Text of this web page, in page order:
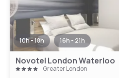
10h - 18h 16h - 21h
Novotel London Waterloo
Greater London